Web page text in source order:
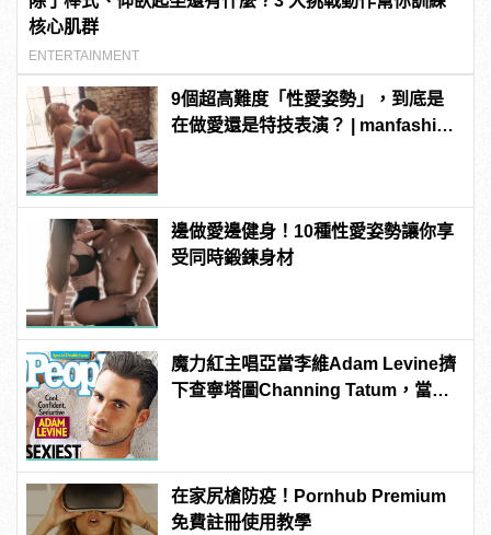
核心肌群
ENTERTAINMENT
9個超高難度「性愛姿勢」，到底是
在做愛還是特技表演？ | manfashion
邊做愛邊健身！10種性愛姿勢讓你享
受同時鍛鍊身材
魔力紅主唱亞當李維Adam Levine擠
下查寧塔圖Channing Tatum，當選
在家尻槍防疫！Pornhub Premium
免費註冊使用教學